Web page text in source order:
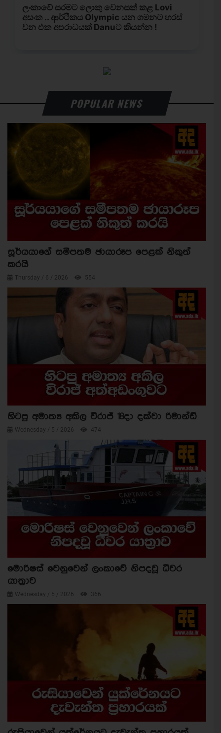
POPULAR NEWS
සූර්යයාගේ සමීපතම ඡායාරූප පෙළක් නිකුත්
කරයි
Thursday / 6 / 2026 554
හිටපු අමාත්‍ය අකිල විරාජ් 18දා දක්වා රිමාන්ඩ්
Wednesday / 5 / 2026 474
මොරිෂස් වෙනුවෙන් ලංකාවේ නිපදවූ ධීවර
යාත්‍රාව
Wednesday / 5 / 2026 366